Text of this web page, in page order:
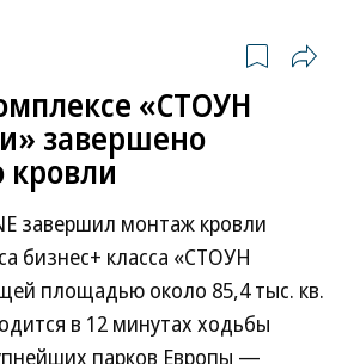
«СТОУН
завершено
кровли
завершил монтаж кровли
бизнес+ класса «СТОУН
площадью около 85,4 тыс. кв.
в 12 минутах ходьбы
парков Европы —